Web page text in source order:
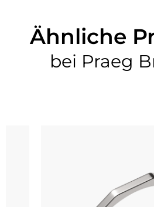
Ähnliche
bei Praeg